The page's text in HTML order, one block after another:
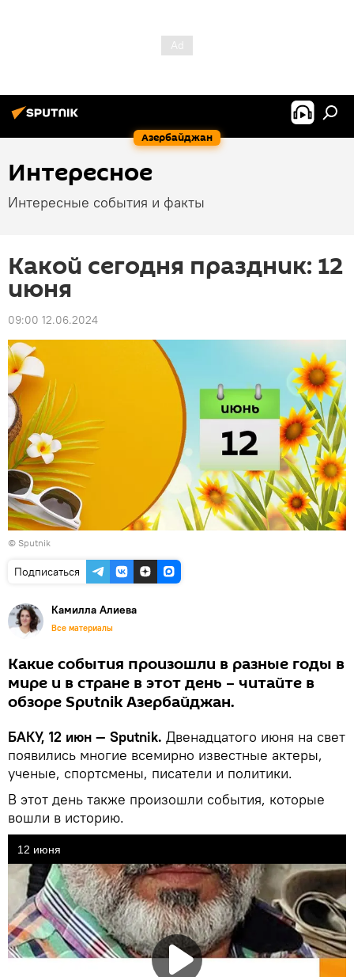
Азербайджан
Интересное
Интересные события и факты
Какой сегодня праздник: 12
июня
09:00 12.06.2024
© Sputnik
Подписаться
Камилла Алиева
Все материалы
Какие события произошли в разные годы в
мире и в стране в этот день – читайте в
обзоре Sputnik Азербайджан.
БАКУ, 12 июн — Sputnik. Двенадцатого июня на свет
появились многие всемирно известные актеры,
ученые, спортсмены, писатели и политики.
В этот день также произошли события, которые
вошли в историю.